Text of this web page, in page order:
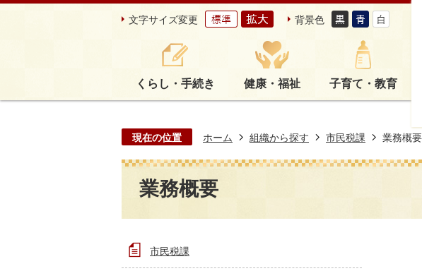
文字サイズ変更 背景色
くらし・手続き 健康・福祉 子育て・教育
現在の位置 ホーム 組織から探す 市民税課 業務概要
業務概要
市民税課